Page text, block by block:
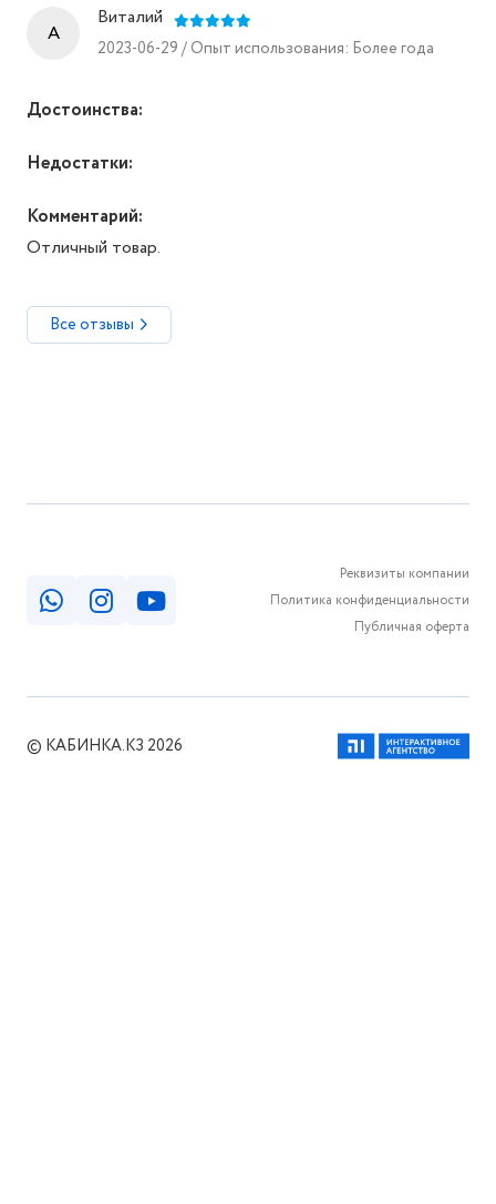
A
Виталий
2023-06-29 / Опыт использования: Более года
Достоинства:
Недостатки:
Комментарий:
Отличный товар.
Все отзывы
Реквизиты компании
Политика конфиденциальности
Публичная оферта
© КАБИНКА.КЗ 2026